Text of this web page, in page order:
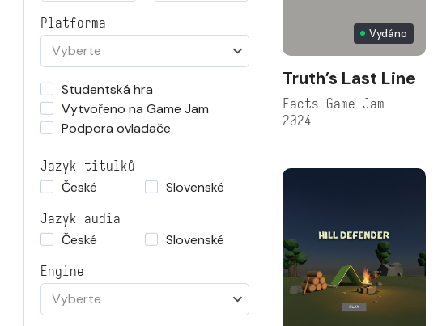
Platforma
Vyberte
Studentská hra
Vytvořeno na Game Jam
Podpora ovladače
Jazyk titulků
České
Slovenské
Jazyk audia
České
Slovenské
Engine
Vyberte
Vydáno
Truth’s Last Line
Facts Game Jam —
2024